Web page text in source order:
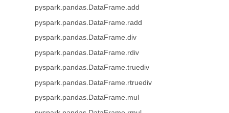
pyspark.pandas.DataFrame.add
pyspark.pandas.DataFrame.radd
pyspark.pandas.DataFrame.div
pyspark.pandas.DataFrame.rdiv
pyspark.pandas.DataFrame.truediv
pyspark.pandas.DataFrame.rtruediv
pyspark.pandas.DataFrame.mul